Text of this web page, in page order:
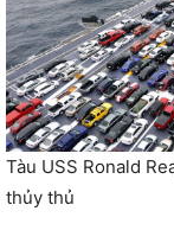
Tàu USS Ronald
thủy thủ